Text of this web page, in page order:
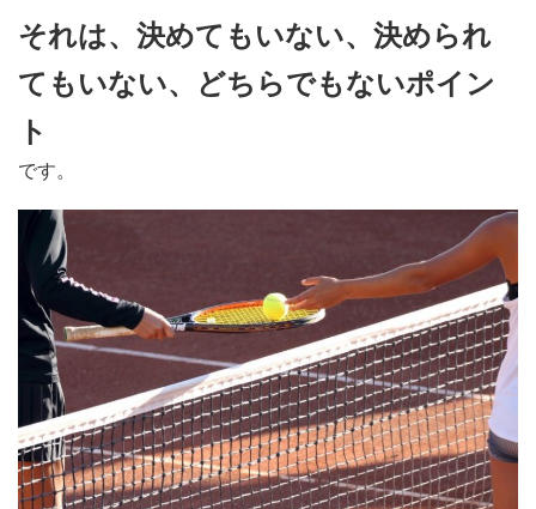
それは、決めてもいない、決められ
てもいない、どちらでもないポイン
ト
です。